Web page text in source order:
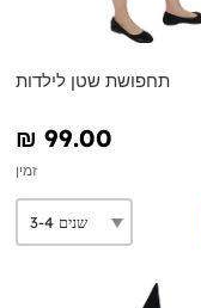
תחפושת שטן לילדות
₪‎ 99.00
זמין